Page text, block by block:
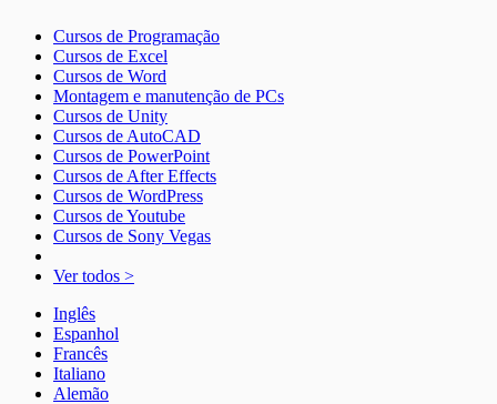
Cursos de Programação
Cursos de Excel
Cursos de Word
Montagem e manutenção de PCs
Cursos de Unity
Cursos de AutoCAD
Cursos de PowerPoint
Cursos de After Effects
Cursos de WordPress
Cursos de Youtube
Cursos de Sony Vegas
Ver todos >
Inglês
Espanhol
Francês
Italiano
Alemão